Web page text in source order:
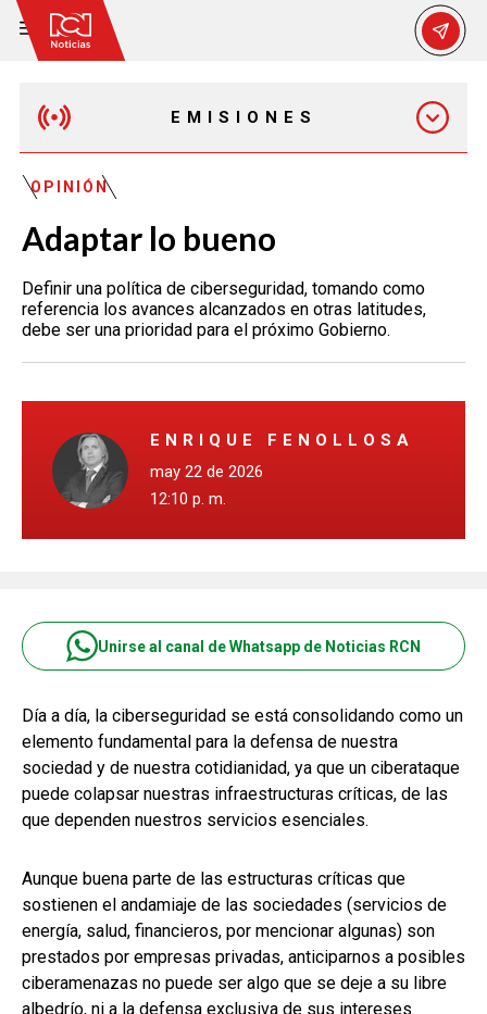
EMISIONES
EMISIÓN 12:30 PM
EMISIÓN 7:00 PM
OPINIÓN
Adaptar lo bueno
Definir una política de ciberseguridad, tomando como
referencia los avances alcanzados en otras latitudes,
debe ser una prioridad para el próximo Gobierno.
ENRIQUE FENOLLOSA
may 22 de 2026
12:10 p. m.
Unirse al canal de Whatsapp de Noticias RCN
Día a día, la ciberseguridad se está consolidando como un
elemento fundamental para la defensa de nuestra
sociedad y de nuestra cotidianidad, ya que un ciberataque
puede colapsar nuestras infraestructuras críticas, de las
que dependen nuestros servicios esenciales.
Aunque buena parte de las estructuras críticas que
sostienen el andamiaje de las sociedades (servicios de
energía, salud, financieros, por mencionar algunas) son
prestados por empresas privadas, anticiparnos a posibles
ciberamenazas no puede ser algo que se deje a su libre
albedrío, ni a la defensa exclusiva de sus intereses